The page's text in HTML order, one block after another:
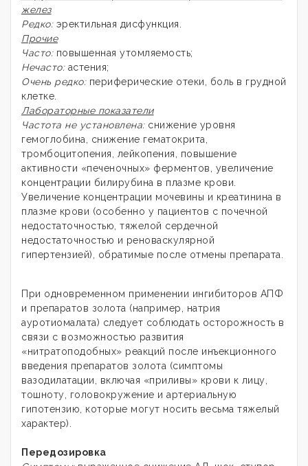
желез
Редко:эректильная дисфункция.
Прочие
Часто:повышенная утомляемость;
Нечасто:астения;
Очень редко:периферические отеки, боль в грудной
клетке.
Лабораторные показатели
Частота не установлена:снижение уровня
гемоглобина, снижение гематокрита,
тромбоцитопения, лейкопения, повышение
активности «печеночных» ферментов, увеличение
концентрации билирубина в плазме крови.
Увеличение концентрации мочевины и креатинина в
плазме крови (особенно у пациентов с почечной
недостаточностью, тяжелой сердечной
недостаточностью и реноваскулярной
гипертензией), обратимые после отмены препарата.
При одновременном применении ингибиторов АПФ
и препаратов золота (например, натрия
ауротиомалата) следует соблюдать осторожность в
связи с возможностью развития
«нитратоподобных» реакций после инъекционного
введения препаратов золота (симптомы
вазодилатации, включая «приливы» крови к лицу,
тошноту, головокружение и артериальную
гипотензию, которые могут носить весьма тяжелый
характер).
Передозировка